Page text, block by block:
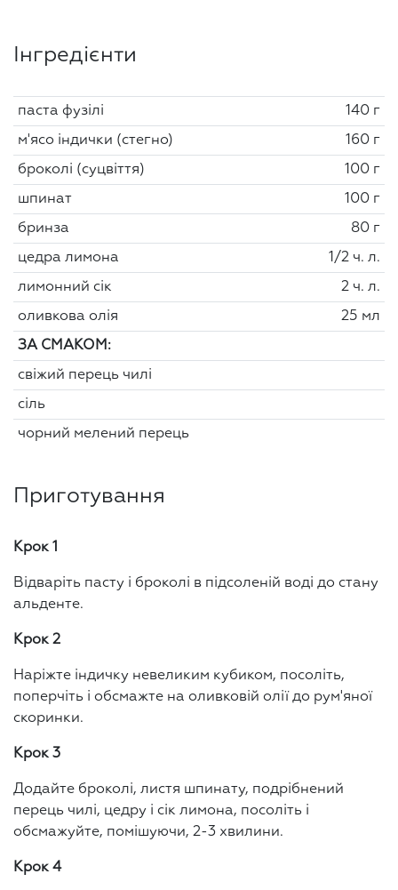
Інгредієнти
паста фузілі 140 г
м'ясо індички (стегно) 160 г
броколі (суцвіття) 100 г
шпинат 100 г
бринза 80 г
цедра лимона 1/2 ч. л.
лимонний сік 2 ч. л.
оливкова олія 25 мл
ЗА СМАКОМ:
свіжий перець чилі
сіль
чорний мелений перець
Приготування
Крок 1
Відваріть пасту і броколі в підсоленій воді до стану
альденте.
Крок 2
Наріжте індичку невеликим кубиком, посоліть,
поперчіть і обсмажте на оливковій олії до рум'яної
скоринки.
Крок 3
Додайте броколі, листя шпинату, подрібнений
перець чилі, цедру і сік лимона, посоліть і
обсмажуйте, помішуючи, 2-3 хвилини.
Крок 4